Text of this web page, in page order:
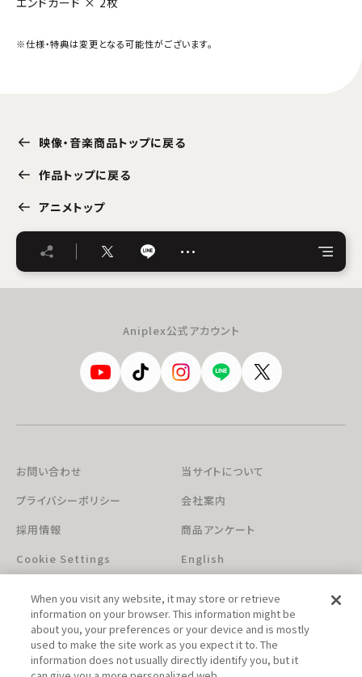
※仕様・特典は変更となる可能性がございます。
映像・音楽商品トップに戻る
作品トップに戻る
アニメトップ
…
Aniplex公式アカウント
お問い合わせ
当サイトについて
プライバシーポリシー
会社案内
採用情報
商品アンケート
Cookie Settings
English
When you visit any website, it may store or retrieve
information on your browser. This information might be
about you, your preferences or your device and is mostly
used to make the site work as you expect it to. The
information does not usually directly identify you, but it